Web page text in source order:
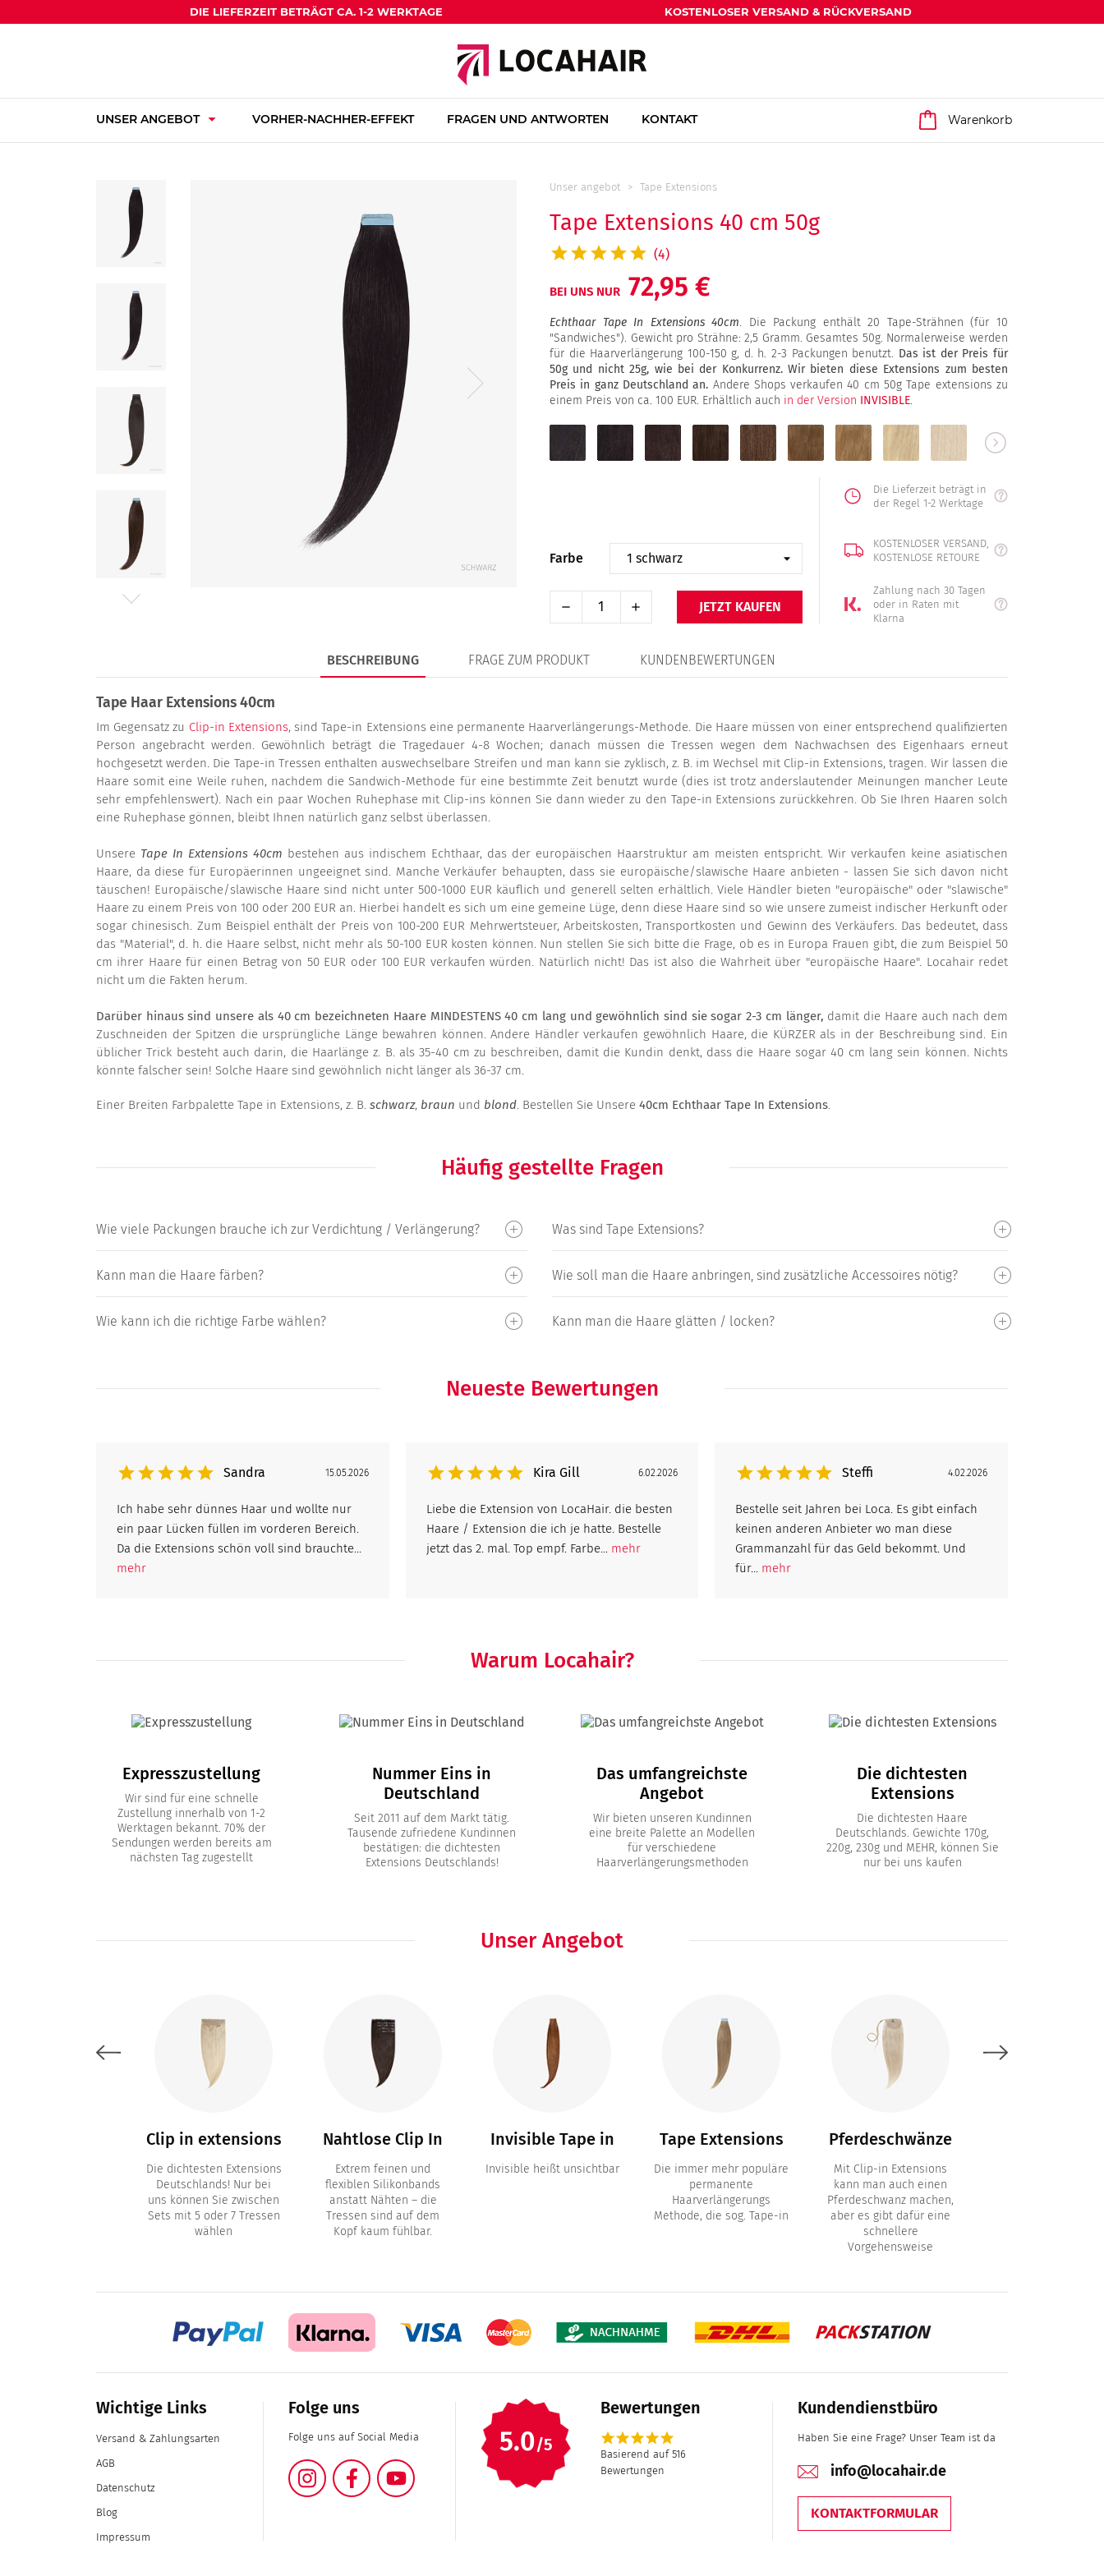
DIE LIEFERZEIT BETRÄGT CA. 1-2 WERKTAGE KOSTENLOSER VERSAND & RÜCKVERSAND
UNSER ANGEBOT arrow_drop_down VORHER-NACHHER-EFFEKT FRAGEN UND ANTWORTEN KONTAKT Warenkorb
Unser angebot Tape Extensions
Tape Extensions 40 cm 50g
(4)
BEI UNS NUR 72,95 €
Echthaar Tape In Extensions 40cm. Die Packung enthält 20 Tape-Strähnen (für 10
"Sandwiches"). Gewicht pro Strähne: 2,5 Gramm. Gesamtes 50g. Normalerweise werden
für die Haarverlängerung 100-150 g, d. h. 2-3 Packungen benutzt. Das ist der Preis für
50g und nicht 25g, wie bei der Konkurrenz. Wir bieten diese Extensions zum besten
Preis in ganz Deutschland an. Andere Shops verkaufen 40 cm 50g Tape extensions zu
einem Preis von ca. 100 EUR. Erhältlich auch in der Version INVISIBLE.
schwarz
dunkelbraunmittelbraunnaturbraun
8
hellbraun
16
dunkelblondmittelblondhellblond
60
platinblond
Farbe
JETZT KAUFEN
Die Lieferzeit beträgt in
der Regel 1-2 Werktage
KOSTENLOSER VERSAND,
KOSTENLOSE RETOURE
Zahlung nach 30 Tagen
oder in Raten mit
Klarna
BESCHREIBUNG FRAGE ZUM PRODUKT KUNDENBEWERTUNGEN
Tape Haar Extensions 40cm
Im Gegensatz zu Clip-in Extensions, sind Tape-in Extensions eine permanente Haarverlängerungs-Methode. Die Haare müssen von einer entsprechend qualifizierten
Person angebracht werden. Gewöhnlich beträgt die Tragedauer 4-8 Wochen; danach müssen die Tressen wegen dem Nachwachsen des Eigenhaars erneut
hochgesetzt werden. Die Tape-in Tressen enthalten auswechselbare Streifen und man kann sie zyklisch, z. B. im Wechsel mit Clip-in Extensions, tragen. Wir lassen die
Haare somit eine Weile ruhen, nachdem die Sandwich-Methode für eine bestimmte Zeit benutzt wurde (dies ist trotz anderslautender Meinungen mancher Leute
sehr empfehlenswert). Nach ein paar Wochen Ruhephase mit Clip-ins können Sie dann wieder zu den Tape-in Extensions zurückkehren. Ob Sie Ihren Haaren solch
eine Ruhephase gönnen, bleibt Ihnen natürlich ganz selbst überlassen.
Unsere Tape In Extensions 40cm bestehen aus indischem Echthaar, das der europäischen Haarstruktur am meisten entspricht. Wir verkaufen keine asiatischen
Haare, da diese für Europäerinnen ungeeignet sind. Manche Verkäufer behaupten, dass sie europäische/slawische Haare anbieten - lassen Sie sich davon nicht
täuschen! Europäische/slawische Haare sind nicht unter 500-1000 EUR käuflich und generell selten erhältlich. Viele Händler bieten "europäische" oder "slawische"
Haare zu einem Preis von 100 oder 200 EUR an. Hierbei handelt es sich um eine gemeine Lüge, denn diese Haare sind so wie unsere zumeist indischer Herkunft oder
sogar chinesisch. Zum Beispiel enthält der Preis von 100-200 EUR Mehrwertsteuer, Arbeitskosten, Transportkosten und Gewinn des Verkäufers. Das bedeutet, dass
das "Material", d. h. die Haare selbst, nicht mehr als 50-100 EUR kosten können. Nun stellen Sie sich bitte die Frage, ob es in Europa Frauen gibt, die zum Beispiel 50
cm ihrer Haare für einen Betrag von 50 EUR oder 100 EUR verkaufen würden. Natürlich nicht! Das ist also die Wahrheit über "europäische Haare". Locahair redet
nicht um die Fakten herum.
Darüber hinaus sind unsere als 40 cm bezeichneten Haare MINDESTENS 40 cm lang und gewöhnlich sind sie sogar 2-3 cm länger, damit die Haare auch nach dem
Zuschneiden der Spitzen die ursprüngliche Länge bewahren können. Andere Händler verkaufen gewöhnlich Haare, die KÜRZER als in der Beschreibung sind. Ein
üblicher Trick besteht auch darin, die Haarlänge z. B. als 35-40 cm zu beschreiben, damit die Kundin denkt, dass die Haare sogar 40 cm lang sein können. Nichts
könnte falscher sein! Solche Haare sind gewöhnlich nicht länger als 36-37 cm.
Einer Breiten Farbpalette Tape in Extensions, z. B. schwarz, braun und blond. Bestellen Sie Unsere 40cm Echthaar Tape In Extensions.
Häufig gestellte Fragen
Wie viele Packungen brauche ich zur Verdichtung / Verlängerung? Was sind Tape Extensions?
Kann man die Haare färben? Wie soll man die Haare anbringen, sind zusätzliche Accessoires nötig?
Wie kann ich die richtige Farbe wählen? Kann man die Haare glätten / locken?
Neueste Bewertungen
Sandra 15.05.2026
Ich habe sehr dünnes Haar und wollte nur
ein paar Lücken füllen im vorderen Bereich.
Da die Extensions schön voll sind brauchte...
mehr
Kira Gill 6.02.2026
Liebe die Extension von LocaHair. die besten
Haare / Extension die ich je hatte. Bestelle
jetzt das 2. mal. Top empf. Farbe... mehr
Steffi 4.02.2026
Bestelle seit Jahren bei Loca. Es gibt einfach
keinen anderen Anbieter wo man diese
Grammanzahl für das Geld bekommt. Und
für... mehr
Warum Locahair?
Expresszustellung
Wir sind für eine schnelle
Zustellung innerhalb von 1-2
Werktagen bekannt. 70% der
Sendungen werden bereits am
nächsten Tag zugestellt
Nummer Eins in
Deutschland
Seit 2011 auf dem Markt tätig.
Tausende zufriedene Kundinnen
bestätigen: die dichtesten
Extensions Deutschlands!
Das umfangreichste
Angebot
Wir bieten unseren Kundinnen
eine breite Palette an Modellen
für verschiedene
Haarverlängerungsmethoden
Die dichtesten
Extensions
Die dichtesten Haare
Deutschlands. Gewichte 170g,
220g, 230g und MEHR, können Sie
nur bei uns kaufen
Unser Angebot
Clip in extensions
Die dichtesten Extensions
Deutschlands! Nur bei
uns können Sie zwischen
Sets mit 5 oder 7 Tressen
wählen
Nahtlose Clip In
Extrem feinen und
flexiblen Silikonbands
anstatt Nähten – die
Tressen sind auf dem
Kopf kaum fühlbar.
Invisible Tape in
Invisible heißt unsichtbar
Tape Extensions
Die immer mehr populäre
permanente
Haarverlängerungs
Methode, die sog. Tape-in
Pferdeschwänze
Mit Clip-in Extensions
kann man auch einen
Pferdeschwanz machen,
aber es gibt dafür eine
schnellere
Vorgehensweise
Wichtige Links
Versand & Zahlungsarten
AGB
Datenschutz
Blog
Impressum
Folge uns
Folge uns auf Social Media
InstagramFacebookYouTube
5.0/5
Bewertungen
starstarstarstarstar
Basierend auf 516
Bewertungen
Kundendienstbüro
Haben Sie eine Frage? Unser Team ist da
info@locahair.de
KONTAKTFORMULAR